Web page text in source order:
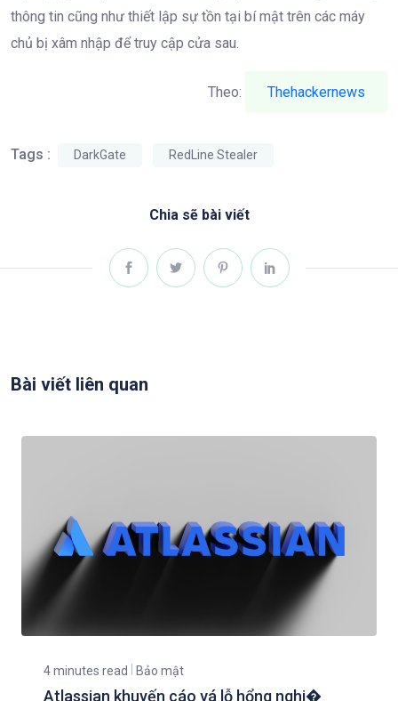
thông tin cũng như thiết lập sự tồn tại bí mật trên các máy
chủ bị xâm nhập để truy cập cửa sau.
Theo: Thehackernews
Tags : DarkGate RedLine Stealer
Chia sẽ bài viết
Bài viết liên quan
4 minutes read Bảo mật
Atlassian khuyến cáo vá lỗ hổng nghi�